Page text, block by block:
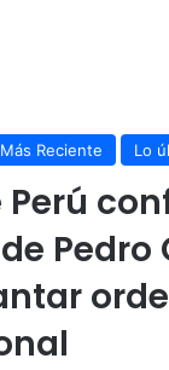
Reciente Lo
Perú
Pedro